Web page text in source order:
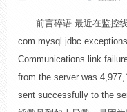
前言碎语 最近在监控
Communications link
from the server was
sent successfully to the